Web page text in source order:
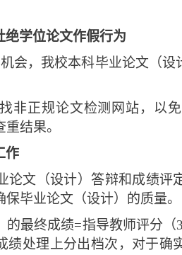
绝学位论文作假行为
会，我校本科毕业论文（
非正规论文检测网站，以
结果。
作
论文（设计）答辩和成绩
毕业论文（设计）的质量。
的最终成绩=指导教师评分
绩处理上分出档次，对于